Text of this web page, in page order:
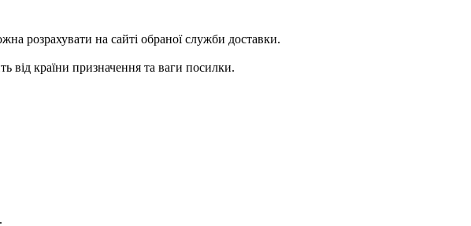
розрахувати на сайті обраної служби доставки.
від країни призначення та ваги посилки.